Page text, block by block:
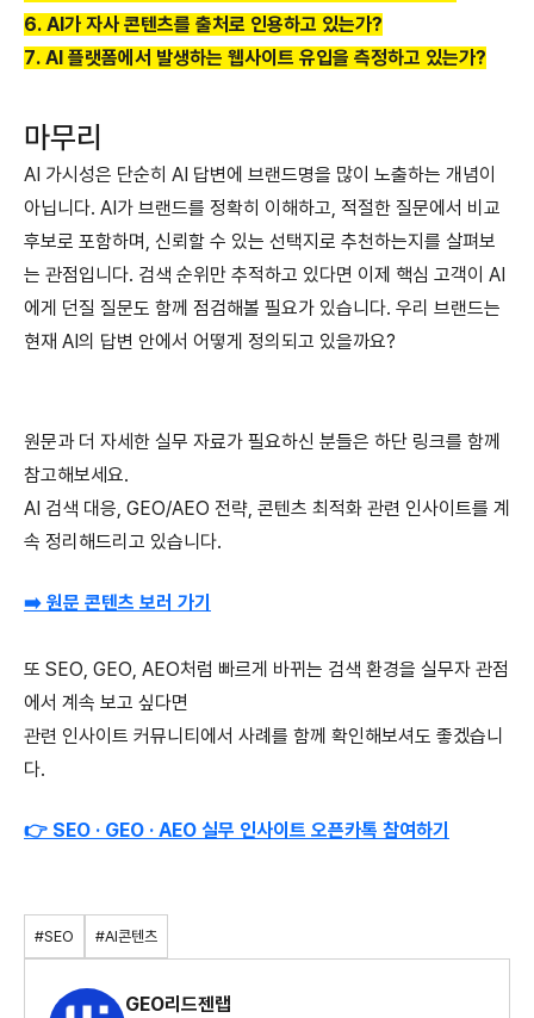
6. AI가 자사 콘텐츠를 출처로 인용하고 있는가?
7. AI 플랫폼에서 발생하는 웹사이트 유입을 측정하고 있는가?
마무리
AI 가시성은 단순히 AI 답변에 브랜드명을 많이 노출하는 개념이
아닙니다. AI가 브랜드를 정확히 이해하고, 적절한 질문에서 비교
후보로 포함하며, 신뢰할 수 있는 선택지로 추천하는지를 살펴보
는 관점입니다. 검색 순위만 추적하고 있다면 이제 핵심 고객이 AI
에게 던질 질문도 함께 점검해볼 필요가 있습니다. 우리 브랜드는
현재 AI의 답변 안에서 어떻게 정의되고 있을까요?
원문과 더 자세한 실무 자료가 필요하신 분들은 하단 링크를 함께
참고해보세요.
AI 검색 대응, GEO/AEO 전략, 콘텐츠 최적화 관련 인사이트를 계
속 정리해드리고 있습니다.
➡️ 원문 콘텐츠 보러 가기
또 SEO, GEO, AEO처럼 빠르게 바뀌는 검색 환경을 실무자 관점
에서 계속 보고 싶다면
관련 인사이트 커뮤니티에서 사례를 함께 확인해보셔도 좋겠습니
다.
👉 SEO · GEO · AEO 실무 인사이트 오픈카톡 참여하기
#SEO #AI콘텐츠
GEO리드젠랩